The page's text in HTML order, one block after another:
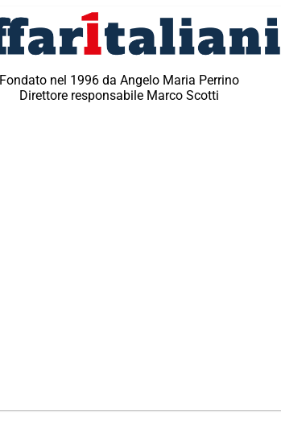
Fondato nel 1996 da Angelo Maria Perrino
Direttore responsabile Marco Scotti